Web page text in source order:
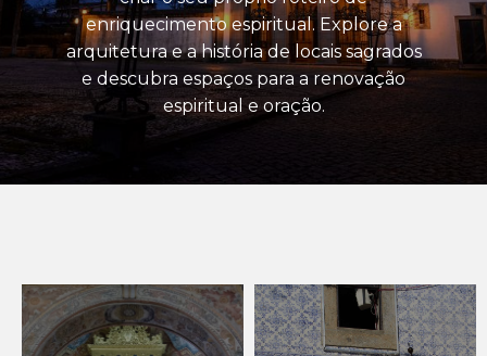
EQUIPAMENTOS
CULTURAIS
IGREJAS, CAPELAS E
CRUZEIROS
PATRIMÓNIO
INDUSTRIAL
enriquecimento espiritual. Explore a
arquitetura e a história de locais sagrados
e descubra espaços para a renovação
espiritual e oração.